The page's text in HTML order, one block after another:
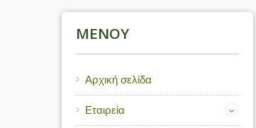
ΜΕΝΟΎ
Αρχική σελίδα
Εταιρεία